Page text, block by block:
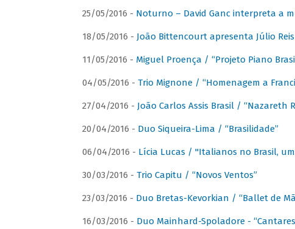
25/05/2016 - Noturno – David Ganc interpreta a
18/05/2016 - João Bittencourt apresenta Júlio Reis
11/05/2016 - Miguel Proença / “Projeto Piano
04/05/2016 - Trio Mignone / “Homenagem a
27/04/2016 - João Carlos Assis Brasil / “Nazareth
20/04/2016 - Duo Siqueira-Lima / “Brasilidade”
06/04/2016 - Lícia Lucas / "Italianos no Brasil,
30/03/2016 - Trio Capitu / “Novos Ventos”
23/03/2016 - Duo Bretas-Kevorkian / “Ballet de
16/03/2016 - Duo Mainhard-Spoladore -